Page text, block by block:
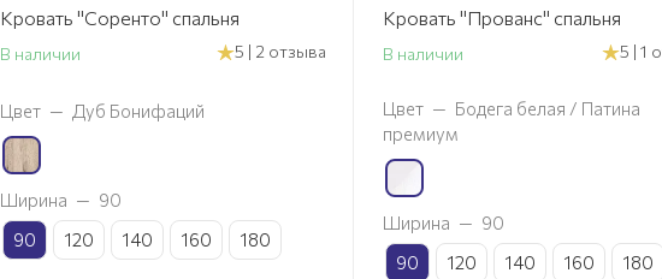
Кровать "Соренто" спальня
В наличии 5 | 2 отзыва
Цвет — Дуб Бонифаций
Ширина — 90
90
120 140 160 180
Кровать "Прованс" спальня
В наличии 5 | 1
Цвет — Бодега белая / Патина
премиум
Ширина — 90
90
120 140 160 180